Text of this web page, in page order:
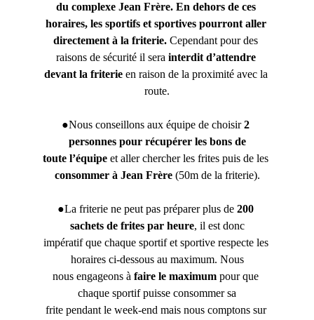
du complexe Jean Frère. En dehors de ces
horaires, les sportifs et sportives pourront aller
directement à la friterie. Cependant pour des
raisons de sécurité il sera interdit d’attendre
devant la friterie en raison de la proximité avec la
route.
●Nous conseillons aux équipe de choisir 2
personnes pour récupérer les bons de
toute l’équipe et aller chercher les frites puis de les
consommer à Jean Frère (50m de la friterie).
●La friterie ne peut pas préparer plus de 200
sachets de frites par heure, il est donc
impératif que chaque sportif et sportive respecte les
horaires ci-dessous au maximum. Nous
nous engageons à faire le maximum pour que
chaque sportif puisse consommer sa
frite pendant le week-end mais nous comptons sur